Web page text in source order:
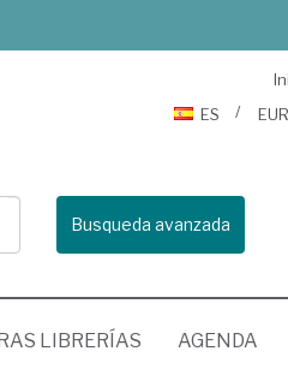
ES
EUR
Busqueda avanzada
LIBRERÍAS AGENDA